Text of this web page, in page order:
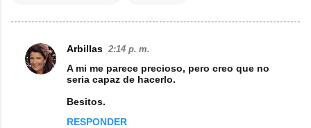
C
Arbillas 2:14 p. m.
A mi me parece precioso, pero creo que no
seria capaz de hacerlo.
Besitos.
RESPONDER